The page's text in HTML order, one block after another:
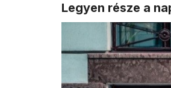
Legyen része a